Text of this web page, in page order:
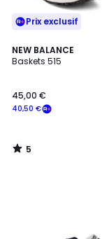
Prix exclusif
NEW BALANCE
Baskets 515
40,50 €
45,00 €
5
/
5
/